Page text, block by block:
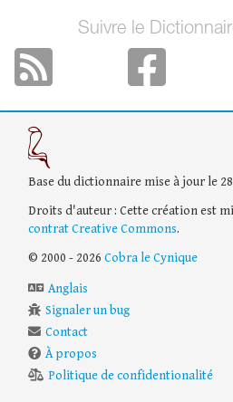
Suivre le
Base du dictionnaire mise à jour le 28
Droits d'auteur : Cette création est
contrat Creative Commons.
© 2000 - 2026 Cobra le Cynique
Anglais
Signaler un bug
Contact
À propos
Politique de confidentionalité